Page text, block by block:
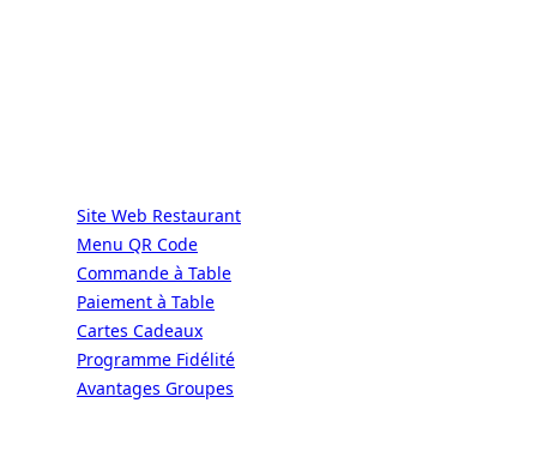
Site Web Restaurant
Menu QR Code
Commande à Table
Paiement à Table
Cartes Cadeaux
Programme Fidélité
Avantages Groupes